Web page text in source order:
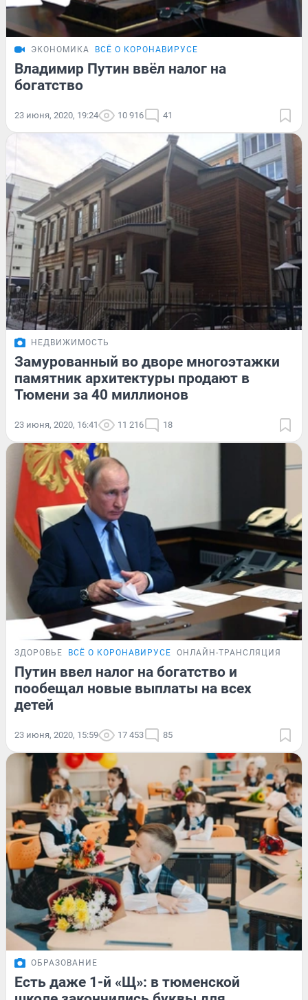
ЭКОНОМИКА ВСЁ О КОРОНАВИРУСЕ
Владимир Путин ввёл налог на
богатство
23 июня, 2020, 19:24 10 916 41
НЕДВИЖИМОСТЬ
Замурованный во дворе многоэтажки
памятник архитектуры продают в
Тюмени за 40 миллионов
23 июня, 2020, 16:41 11 216 18
ЗДОРОВЬЕ ВСЁ О КОРОНАВИРУСЕ ОНЛАЙН-ТРАНСЛЯЦИЯ
Путин ввел налог на богатство и
пообещал новые выплаты на всех
детей
23 июня, 2020, 15:59 17 453 85
ОБРАЗОВАНИЕ
Есть даже 1-й «Щ»: в тюменской